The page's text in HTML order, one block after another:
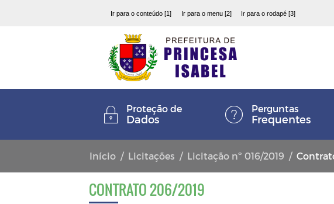
Ir para o conteúdo [1] Ir para o menu [2] Ir para o rodapé [3]
Proteção de
Dados
Perguntas
Frequentes
Início Licitações Licitação nº 016/2019
CONTRATO 206/2019